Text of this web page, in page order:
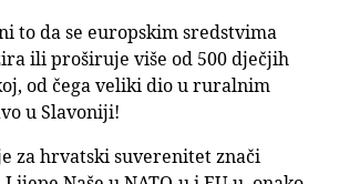
to da se europskim sredstvima
ili proširuje više od 500 dječjih
od čega veliki dio u ruralnim
u Slavoniji!
za hrvatski suverenitet znači